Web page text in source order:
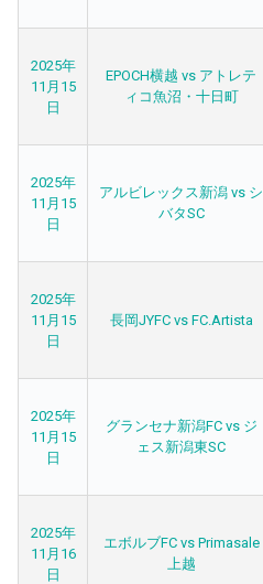
2025年
11月15
日
EPOCH横越 vs アトレテ
ィコ魚沼・十日町
2025年
11月15
日
アルビレックス新潟 vs シ
バタSC
2025年
11月15
日
長岡JYFC vs FC.Artista
2025年
11月15
日
グランセナ新潟FC vs ジ
ェス新潟東SC
2025年
11月16
日
エボルブFC vs Primasale
上越